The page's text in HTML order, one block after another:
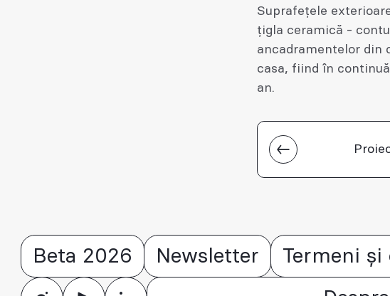
Suprafețele
țigla ceramică -
ancadramentelor din
casa, fiind în
an.
Beta 2026 Newsletter Termeni